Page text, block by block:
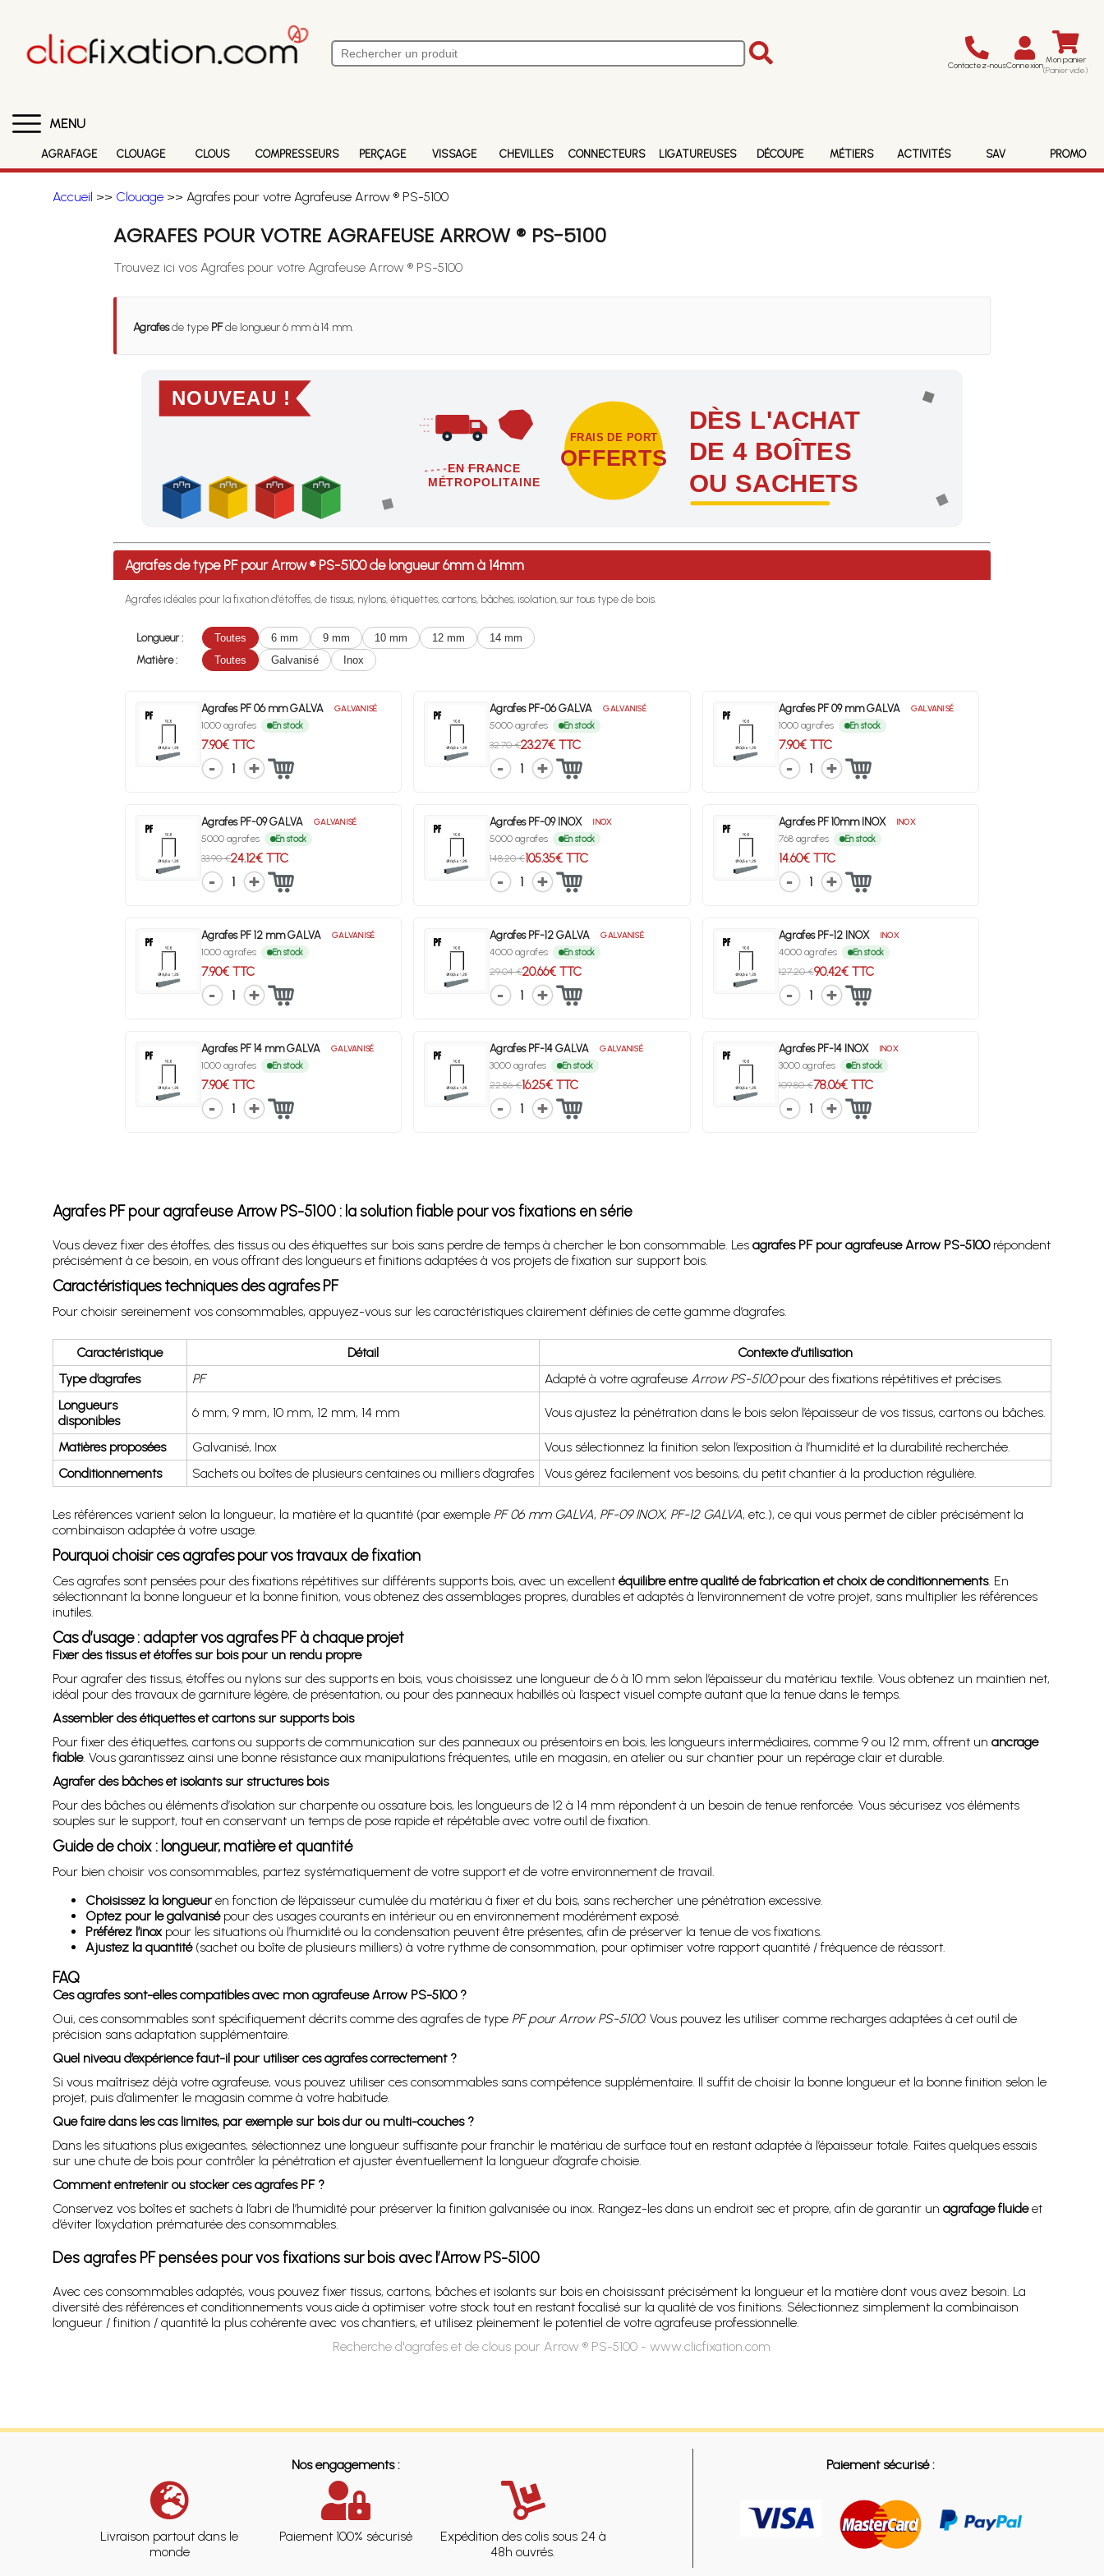
Contactez-nousConnexion Mon panier
(Panier vide)
MENU
AGRAFAGE CLOUAGE CLOUS COMPRESSEURS PERÇAGE VISSAGE CHEVILLES CONNECTEURS LIGATUREUSES DÉCOUPE MÉTIERS ACTIVITÉS SAV PROMO
Accueil >> Clouage>> Agrafes pour votre Agrafeuse Arrow ® PS-5100
AGRAFES POUR VOTRE AGRAFEUSE ARROW ® PS-5100
Trouvez ici vos Agrafes pour votre Agrafeuse Arrow ® PS-5100
Agrafesde type PFde longueur 6 mm à 14 mm.
NOUVEAU !
EN FRANCE
MÉTROPOLITAINE
FRAIS DE PORT
OFFERTS
DÈS L'ACHAT
DE 4 BOÎTES
OU SACHETS
Profitez des Frais de port offerts en France métropolitaine dès l'achat de 4 sachets ou boîtes d'agrafes ou de pointes !
Agrafes de type PF pour Arrow ® PS-5100 de longueur 6mm à 14mm
Agrafes idéales pour la fixation d'étoffes, de tissus, nylons, étiquettes, cartons, bâches, isolation, sur tous type de bois.
Longueur : Toutes 6 mm 9 mm 10 mm 12 mm
14 mm
Matière :
Toutes Galvanisé Inox
Agrafes PF 06 mm GALVA GALVANISÉ
1000 agrafes En stock
7.90€ TTC
1
Agrafes PF-06 GALVA GALVANISÉ
5000 agrafes En stock
32.70 €23.27€ TTC
1
Agrafes PF 09 mm GALVA GALVANISÉ
1000 agrafes En stock
7.90€ TTC
1
Agrafes PF-09 GALVA GALVANISÉ
5000 agrafes En stock
33.90 €24.12€ TTC
1
Agrafes PF-09 INOX INOX
5000 agrafes En stock
148.20 €105.35€ TTC
1
Agrafes PF 10mm INOX INOX
768 agrafes En stock
14.60€ TTC
1
Agrafes PF 12 mm GALVA GALVANISÉ
1000 agrafes En stock
7.90€ TTC
1
Agrafes PF-12 GALVA GALVANISÉ
4000 agrafes En stock
29.04 €20.66€ TTC
1
Agrafes PF-12 INOX INOX
4000 agrafes En stock
127.20 €90.42€ TTC
1
Agrafes PF 14 mm GALVA GALVANISÉ
1000 agrafes En stock
7.90€ TTC
1
Agrafes PF-14 GALVA GALVANISÉ
3000 agrafes En stock
22.86 €16.25€ TTC
1
Agrafes PF-14 INOX INOX
3000 agrafes En stock
109.80 €78.06€ TTC
1
Agrafes PF pour agrafeuse Arrow PS-5100 : la solution fiable pour vos fixations en série
Vous devez fixer des étoffes, des tissus ou des étiquettes sur bois sans perdre de temps à chercher le bon consommable. Les agrafes PF pour agrafeuse Arrow PS-5100répondent
précisément à ce besoin, en vous offrant des longueurs et finitions adaptées à vos projets de fixation sur support bois.
Caractéristiques techniques des agrafes PF
Pour choisir sereinement vos consommables, appuyez-vous sur les caractéristiques clairement définies de cette gamme d’agrafes.
Caractéristique Détail
Contexte d’utilisation
Type d’agrafes
PF Adapté à votre agrafeuse Arrow PS-5100pour des fixations répétitives et précises.
Longueurs
disponibles
6 mm, 9 mm, 10 mm, 12 mm, 14 mm Vous ajustez la pénétration dans le bois selon l’épaisseur de vos tissus, cartons ou bâches.
Matières proposées Galvanisé, Inox
Vous sélectionnez la finition selon l’exposition à l’humidité et la durabilité recherchée.
Conditionnements
Sachets ou boîtes de plusieurs centaines ou milliers d’agrafes Vous gérez facilement vos besoins, du petit chantier à la production régulière.
Les références varient selon la longueur, la matière et la quantité (par exemple PF 06 mm GALVA, PF-09 INOX, PF-12 GALVA, etc.), ce qui vous permet de cibler précisément la
combinaison adaptée à votre usage.
Pourquoi choisir ces agrafes pour vos travaux de fixation
Ces agrafes sont pensées pour des fixations répétitives sur différents supports bois, avec un excellent équilibre entre qualité de fabrication et choix de conditionnements. En
sélectionnant la bonne longueur et la bonne finition, vous obtenez des assemblages propres, durables et adaptés à l’environnement de votre projet, sans multiplier les références
inutiles.
Cas d’usage : adapter vos agrafes PF à chaque projet
Fixer des tissus et étoffes sur bois pour un rendu propre
Pour agrafer des tissus, étoffes ou nylons sur des supports en bois, vous choisissez une longueur de 6 à 10 mm selon l’épaisseur du matériau textile. Vous obtenez un maintien net,
idéal pour des travaux de garniture légère, de présentation, ou pour des panneaux habillés où l’aspect visuel compte autant que la tenue dans le temps.
Assembler des étiquettes et cartons sur supports bois
Pour fixer des étiquettes, cartons ou supports de communication sur des panneaux ou présentoirs en bois, les longueurs intermédiaires, comme 9 ou 12 mm, offrent un ancrage
fiable. Vous garantissez ainsi une bonne résistance aux manipulations fréquentes, utile en magasin, en atelier ou sur chantier pour un repérage clair et durable.
Agrafer des bâches et isolants sur structures bois
Pour des bâches ou éléments d’isolation sur charpente ou ossature bois, les longueurs de 12 à 14 mm répondent à un besoin de tenue renforcée. Vous sécurisez vos éléments
souples sur le support, tout en conservant un temps de pose rapide et répétable avec votre outil de fixation.
Guide de choix : longueur, matière et quantité
Pour bien choisir vos consommables, partez systématiquement de votre support et de votre environnement de travail.
Choisissez la longueuren fonction de l’épaisseur cumulée du matériau à fixer et du bois, sans rechercher une pénétration excessive.
Optez pour le galvanisépour des usages courants en intérieur ou en environnement modérément exposé.
Préférez l’inoxpour les situations où l’humidité ou la condensation peuvent être présentes, afin de préserver la tenue de vos fixations.
Ajustez la quantité(sachet ou boîte de plusieurs milliers) à votre rythme de consommation, pour optimiser votre rapport quantité / fréquence de réassort.
FAQ
Ces agrafes sont-elles compatibles avec mon agrafeuse Arrow PS-5100 ?
Oui, ces consommables sont spécifiquement décrits comme des agrafes de type PF pour Arrow PS-5100. Vous pouvez les utiliser comme recharges adaptées à cet outil de
précision sans adaptation supplémentaire.
Quel niveau d’expérience faut-il pour utiliser ces agrafes correctement ?
Si vous maîtrisez déjà votre agrafeuse, vous pouvez utiliser ces consommables sans compétence supplémentaire. Il suffit de choisir la bonne longueur et la bonne finition selon le
projet, puis d’alimenter le magasin comme à votre habitude.
Que faire dans les cas limites, par exemple sur bois dur ou multi-couches ?
Dans les situations plus exigeantes, sélectionnez une longueur suffisante pour franchir le matériau de surface tout en restant adaptée à l’épaisseur totale. Faites quelques essais
sur une chute de bois pour contrôler la pénétration et ajuster éventuellement la longueur d’agrafe choisie.
Comment entretenir ou stocker ces agrafes PF ?
Conservez vos boîtes et sachets à l’abri de l’humidité pour préserver la finition galvanisée ou inox. Rangez-les dans un endroit sec et propre, afin de garantir un agrafage fluideet
d’éviter l’oxydation prématurée des consommables.
Des agrafes PF pensées pour vos fixations sur bois avec l’Arrow PS-5100
Avec ces consommables adaptés, vous pouvez fixer tissus, cartons, bâches et isolants sur bois en choisissant précisément la longueur et la matière dont vous avez besoin. La
diversité des références et conditionnements vous aide à optimiser votre stock tout en restant focalisé sur la qualité de vos finitions. Sélectionnez simplement la combinaison
longueur / finition / quantité la plus cohérente avec vos chantiers, et utilisez pleinement le potentiel de votre agrafeuse professionnelle.
Recherche d'agrafes et de clous pour Arrow ® PS-5100 - www.clicfixation.com
Nos engagements :
Livraison partout dans le
monde
Paiement 100% sécurisé
Expédition des colis sous 24 à
48h ouvrés.
Paiement sécurisé :